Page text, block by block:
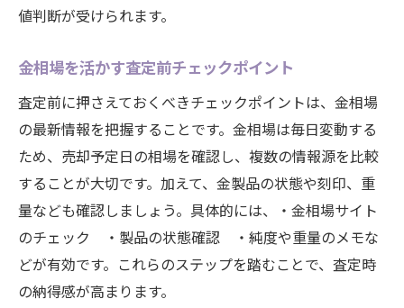
値判断が受けられます。
金相場を活かす査定前チェックポイント
査定前に押さえておくべきチェックポイントは、金相場
の最新情報を把握することです。金相場は毎日変動する
ため、売却予定日の相場を確認し、複数の情報源を比較
することが大切です。加えて、金製品の状態や刻印、重
量なども確認しましょう。具体的には、・金相場サイト
のチェック ・製品の状態確認 ・純度や重量のメモな
どが有効です。これらのステップを踏むことで、査定時
の納得感が高まります。